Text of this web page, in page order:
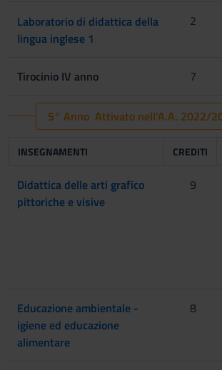
Laboratorio di didattica della
lingua inglese 1
[Gruppo 1]
2
Tirocinio IV anno 7
5° Anno Attivato nell'A.A. 2022/
INSEGNAMENTI CREDITI
Didattica delle arti grafico
pittoriche e visive
9
Educazione ambientale -
igiene ed educazione
alimentare
8